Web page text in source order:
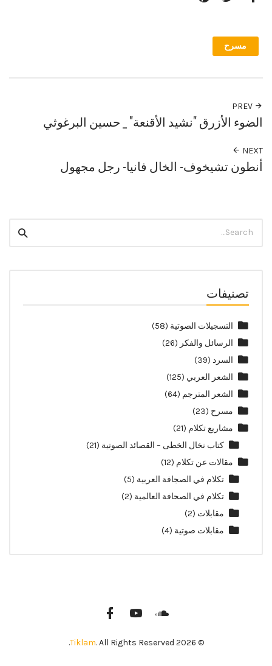
مسرح
الضوء الأزرق "نشيد الأقنعة" _ حسين البرغوثي
NEXT
أنطون تشيخوف- الخال فانيا- رجل مجهول
for:
تصنيفات
التسجيلات الصوتية (58)
الرسائل والفكر (26)
السرد (39)
الشعر العربي (125)
الشعر المترجم (64)
مسرح (23)
مشاريع تكلام (21)
كتاب نخال الخطى – القصائد الصوتية (21)
مقالات عن تكلام (12)
تكلام في الصجافة العربية (5)
تكلام في الصحافة العالمية (2)
مقابلات (2)
مقابلات صوتية (4)
© 2026
Tiklam. All Rights Reserved.